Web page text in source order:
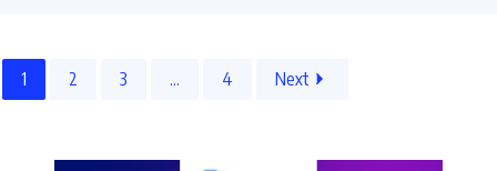
1 2 3 ... 4 Next